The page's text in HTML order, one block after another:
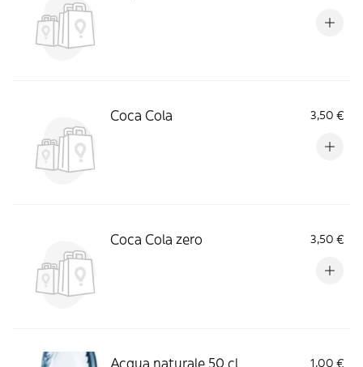
Coca Cola 3,50 €
Coca Cola zero 3,50 €
Acqua naturale 50 cl 1,00 €